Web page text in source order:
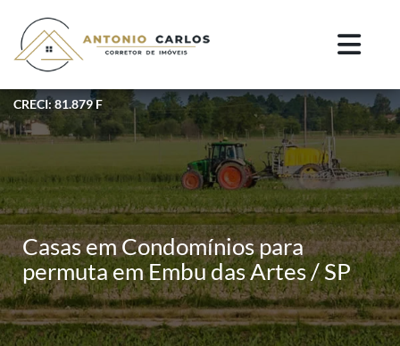
CRECI: 81.879 F
Casas em Condomínios para
permuta em Embu das Artes / SP